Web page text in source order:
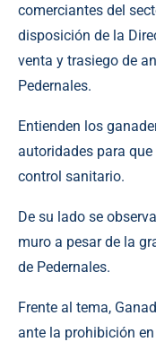
comerciantes del
disposición de la
venta y trasiego de
Pedernales.
Entienden los
autoridades para
control sanitario.
De su lado se
muro a pesar de la
de Pedernales.
Frente al tema,
ante la prohibición